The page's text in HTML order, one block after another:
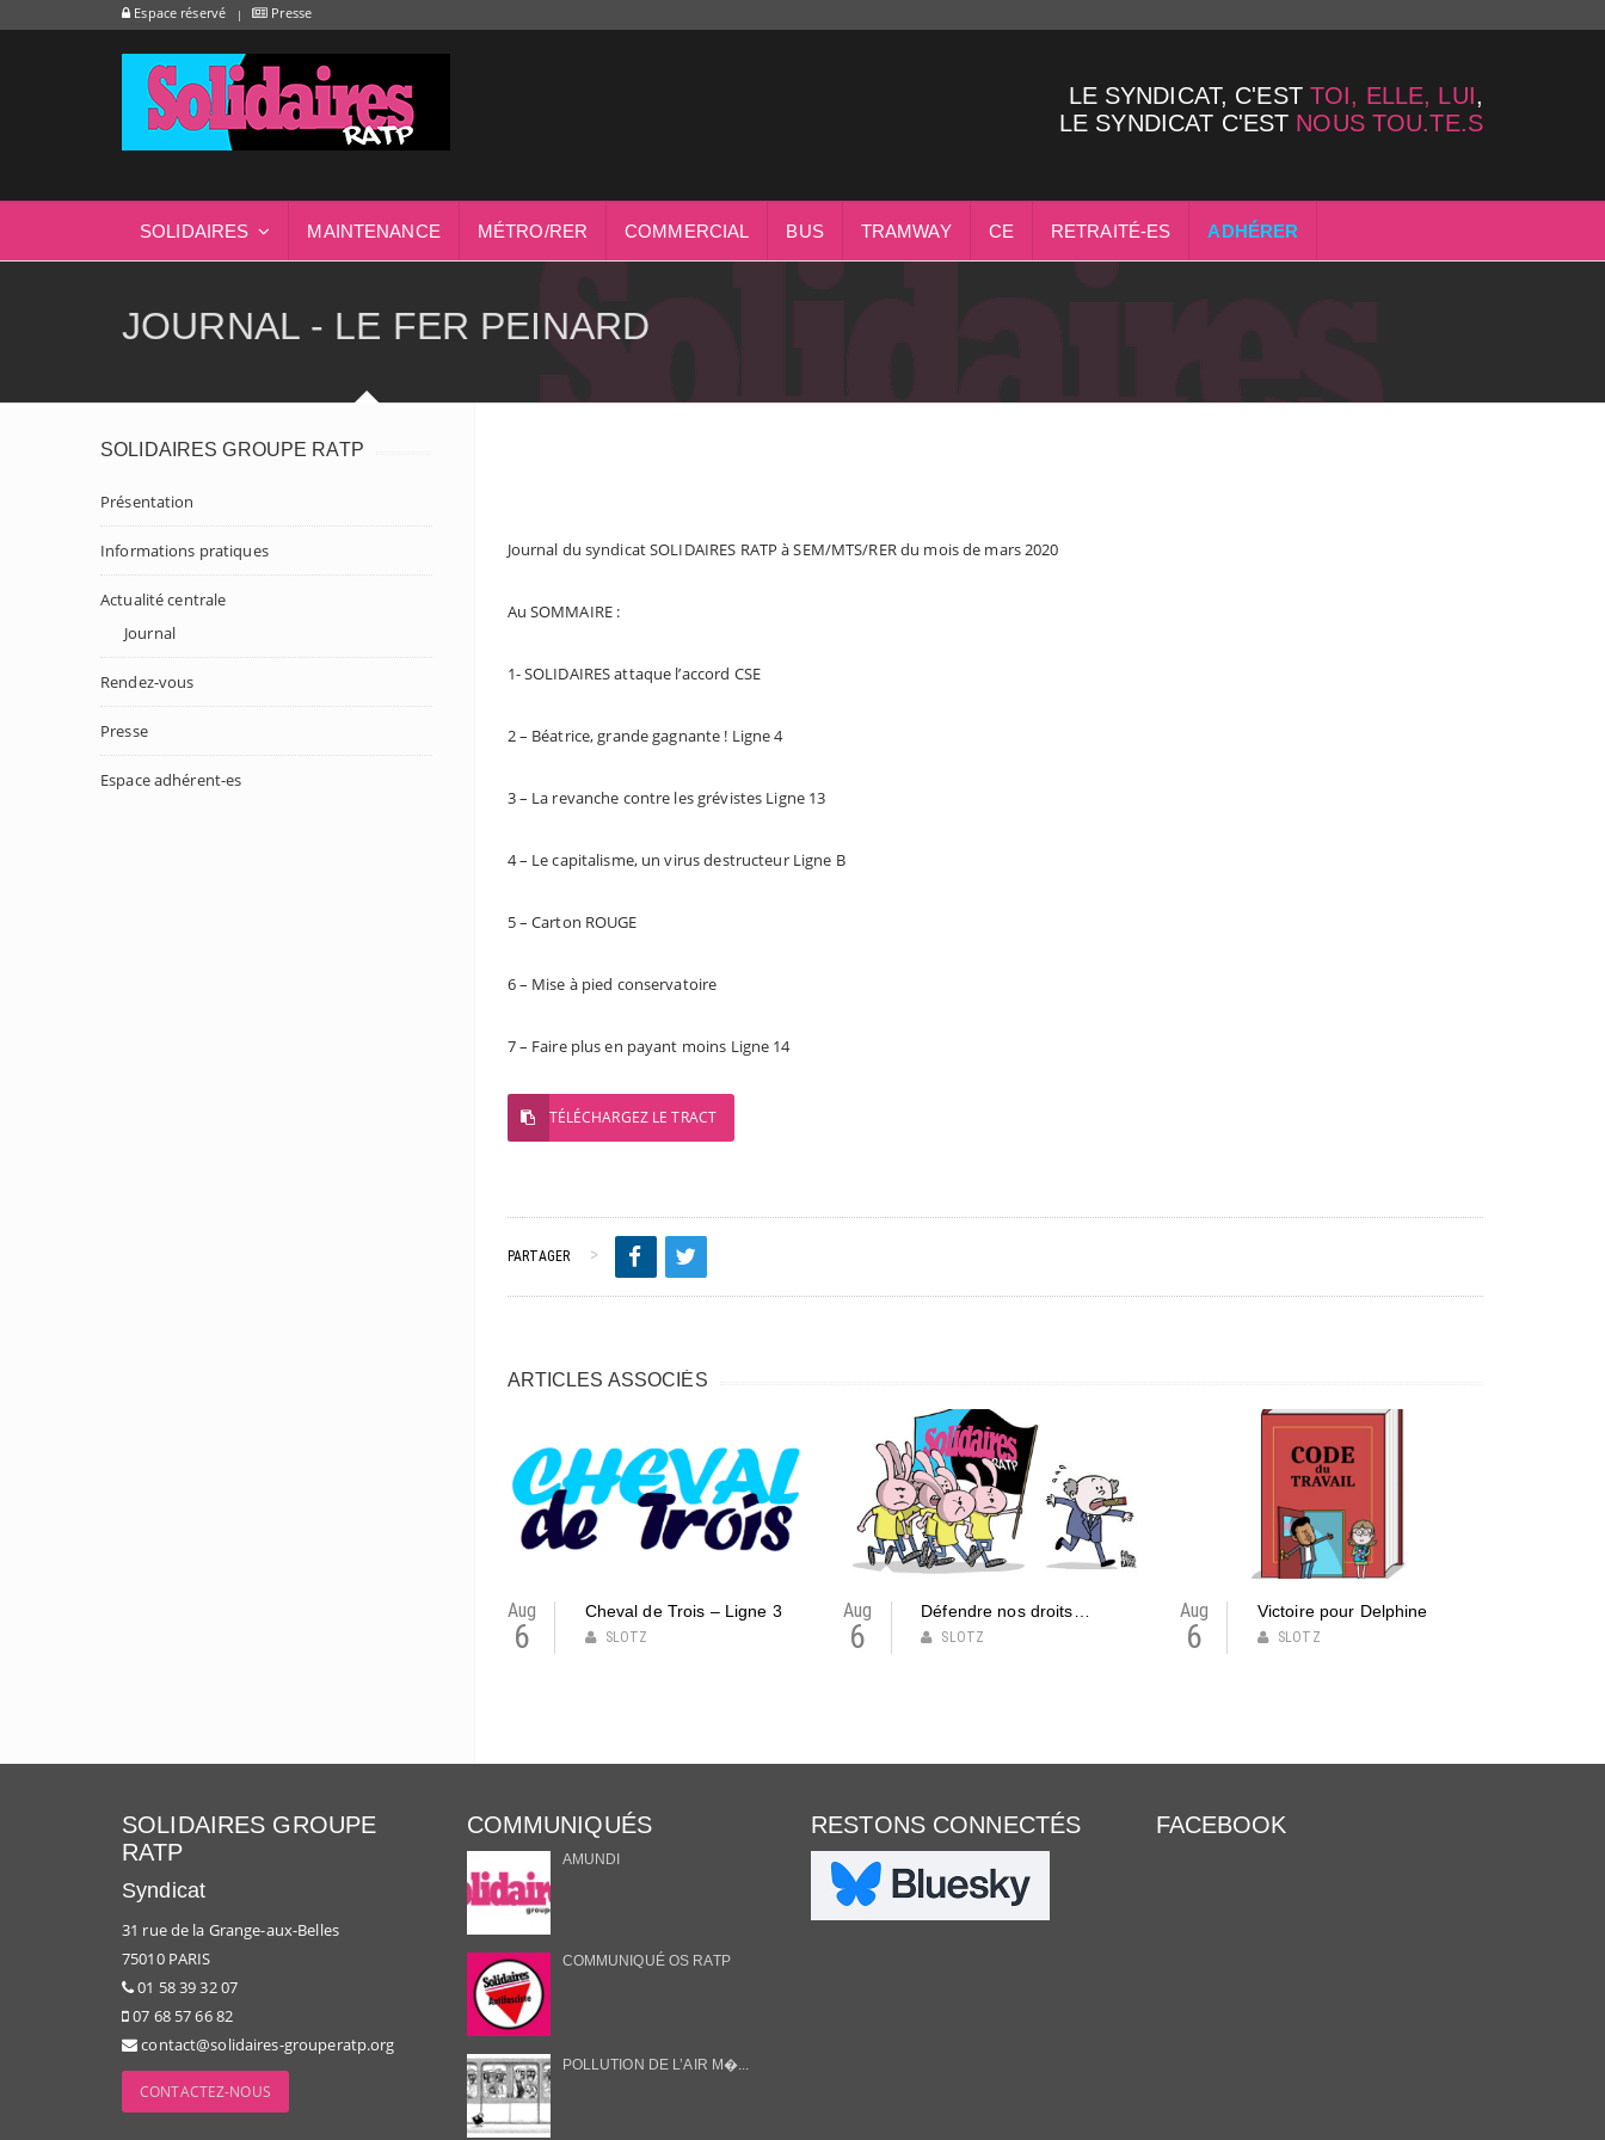
Espace réservé Presse
LE SYNDICAT, C'ESTTOI, ELLE, LUI,
LE SYNDICAT C'EST NOUS TOU.TE.S
SOLIDAIRES MAINTENANCE MÉTRO/RER COMMERCIAL BUS TRAMWAY CE RETRAITÉ-ES ADHÉRER
JOURNAL - LE FER PEINARD
SOLIDAIRES GROUPE RATP
Présentation
Informations pratiques
Actualité centrale
Journal
Rendez-vous
Presse
Espace adhérent-es
Journal du syndicat SOLIDAIRES RATP à SEM/MTS/RER du mois de mars 2020
Au SOMMAIRE :
1- SOLIDAIRES attaque l’accord CSE
2 – Béatrice, grande gagnante ! Ligne 4
3 – La revanche contre les grévistes Ligne 13
4 – Le capitalisme, un virus destructeur Ligne B
5 – Carton ROUGE
6 – Mise à pied conservatoire
7 – Faire plus en payant moins Ligne 14
TÉLÉCHARGEZ LE TRACT
PARTAGER
ARTICLES ASSOCIÉS
Aug
6
Cheval de Trois – Ligne 3
SLOTZ
Aug
6
Défendre nos droits…
SLOTZ
Aug
6
Victoire pour Delphine
SLOTZ
SOLIDAIRES GROUPE
RATP
Syndicat
31 rue de la Grange-aux-Belles
75010 PARIS
01 58 39 32 07
07 68 57 66 82
contact@solidaires-grouperatp.org
CONTACTEZ-NOUS
COMMUNIQUÉS
AMUNDI
COMMUNIQUÉ OS RATP
POLLUTION DE L’AIR M�...
RESTONS CONNECTÉS FACEBOOK